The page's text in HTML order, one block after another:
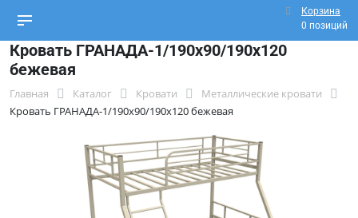
Корзина
0 позиций
Кровать ГРАНАДА-1/190х90/190х120
бежевая
Главная Каталог Кровати
Металлические кровати
Кровать ГРАНАДА-1/190х90/190х120 бежевая